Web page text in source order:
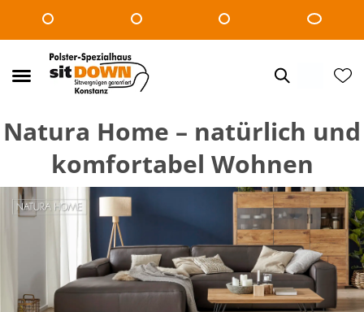
Natura Home – natürlich und
komfortabel Wohnen